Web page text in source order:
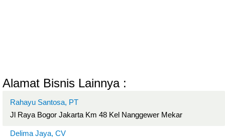
Alamat Bisnis Lainnya :
Rahayu Santosa, PT
Jl Raya Bogor Jakarta Km 48 Kel Nanggewer Mekar
Delima Jaya, CV